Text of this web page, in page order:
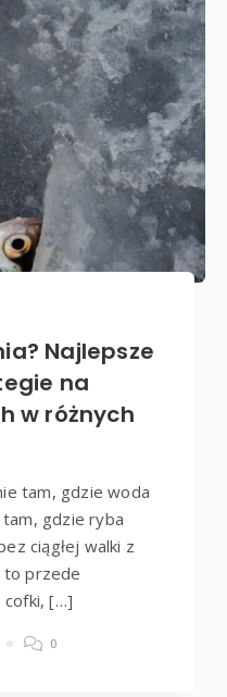
Najlepsze
na
w różnych
tam, gdzie woda
gdzie ryba
ciągłej walki z
to przede
cofki, […]
0